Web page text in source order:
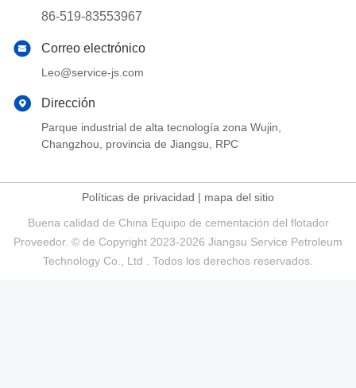
86-519-83553967
Correo electrónico
Leo@service-js.com
Dirección
Parque industrial de alta tecnología zona Wujin,
Changzhou, provincia de Jiangsu, RPC
Políticas de privacidad | mapa del sitio
Buena calidad de China Equipo de cementación del flotador
Proveedor. © de Copyright 2023-2026 Jiangsu Service Petroleum
Technology Co., Ltd . Todos los derechos reservados.